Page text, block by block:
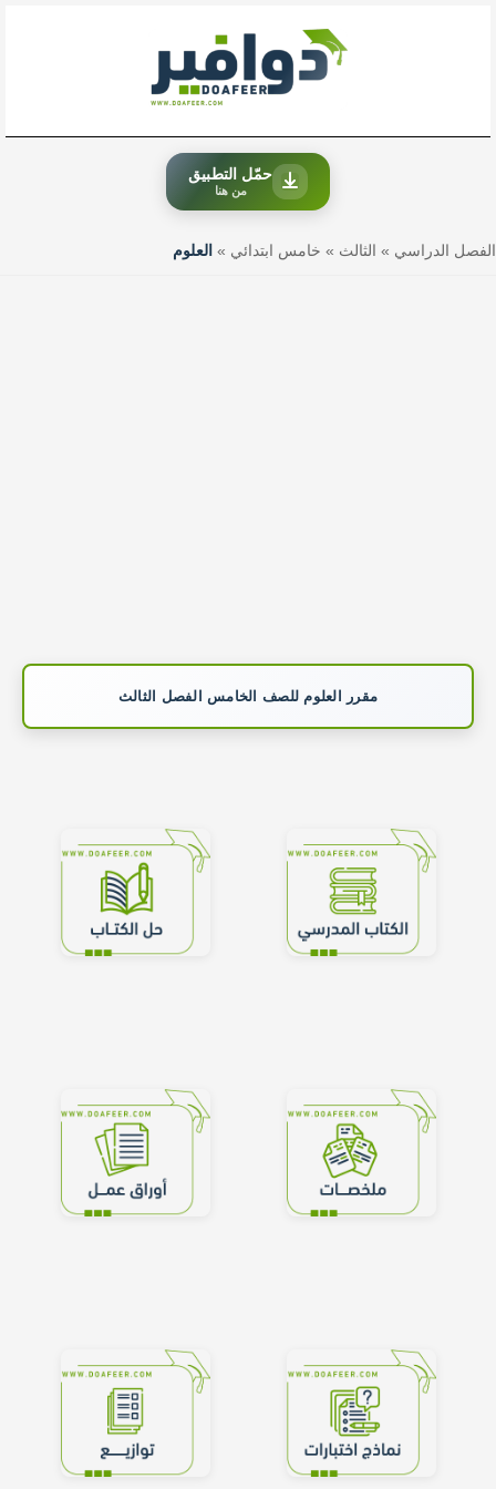
حمّل التطبيق
من هنا
الفصل الدراسي » الثالث » خامس ابتدائي » العلوم
مقرر العلوم للصف الخامس الفصل الثالث